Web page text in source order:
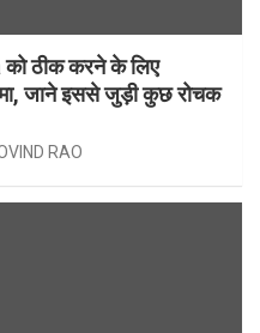
ठीक करने के लिए
जाने इससे जुड़ी कुछ रोचक
RAO